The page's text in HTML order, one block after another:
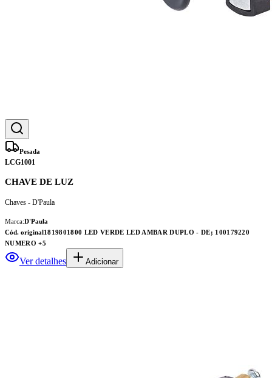
Pesada
LCG1001
CHAVE DE LUZ
Chaves - D'Paula
Marca:D'Paula
Cód. original1819801800 LED VERDE LED AMBAR DUPLO - DE; 100179220
NUMERO +5
Ver detalhes Adicionar